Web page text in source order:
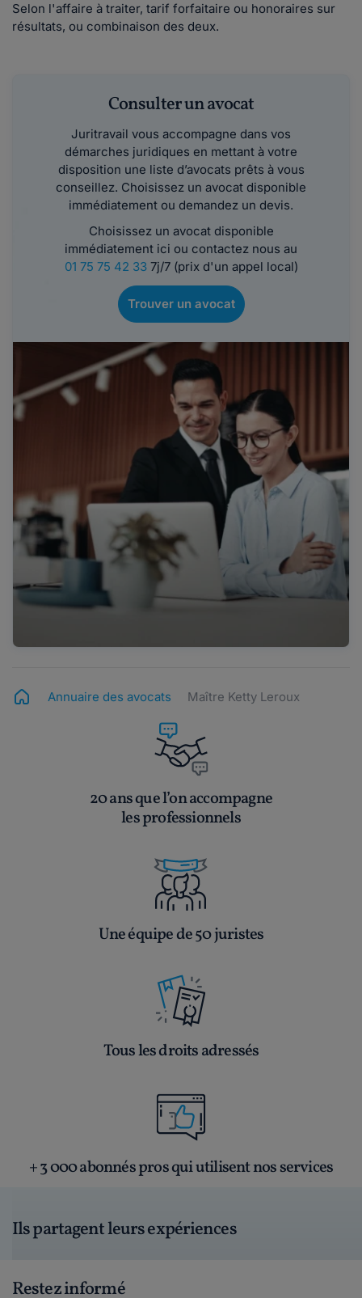
Selon l'affaire à traiter, tarif forfaitaire ou honoraires sur
résultats, ou combinaison des deux.
Consulter un avocat
Juritravail vous accompagne dans vos
démarches juridiques en mettant à votre
disposition une liste d’avocats prêts à vous
conseillez. Choisissez un avocat disponible
immédiatement ou demandez un devis.
Choisissez un avocat disponible
immédiatement ici ou contactez nous au
01 75 75 42 337j/7 (prix d'un appel local)
Trouver un avocat
Annuaire des avocats Maître Ketty Leroux
20 ans que l’on accompagne
les professionnels
Une équipe de 50 juristes
Tous les droits adressés
+ 3 000 abonnés pros qui utilisent nos services
Ils partagent leurs expériences
Restez informé